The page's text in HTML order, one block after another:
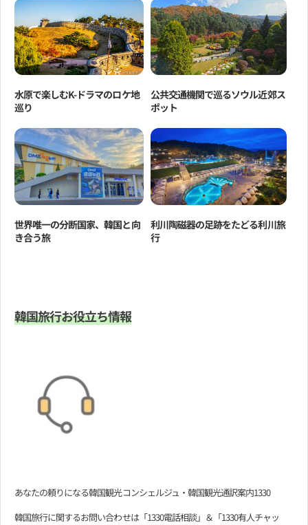
水原で楽しむK-ドラマのロケ地
巡り
公共交通機関で巡るソウル近郊ス
ポット
世界唯一の分断国家、韓国と向
き合う旅
利川陶磁器の足跡をたどる利川旅
行
韓国旅行お役立ち情報
あなたの頼りになる韓国観光コンシェルジュ・韓国観光通訳案内1330
韓国旅行に関するお問い合わせは「1330電話相談」＆「1330有人チャッ